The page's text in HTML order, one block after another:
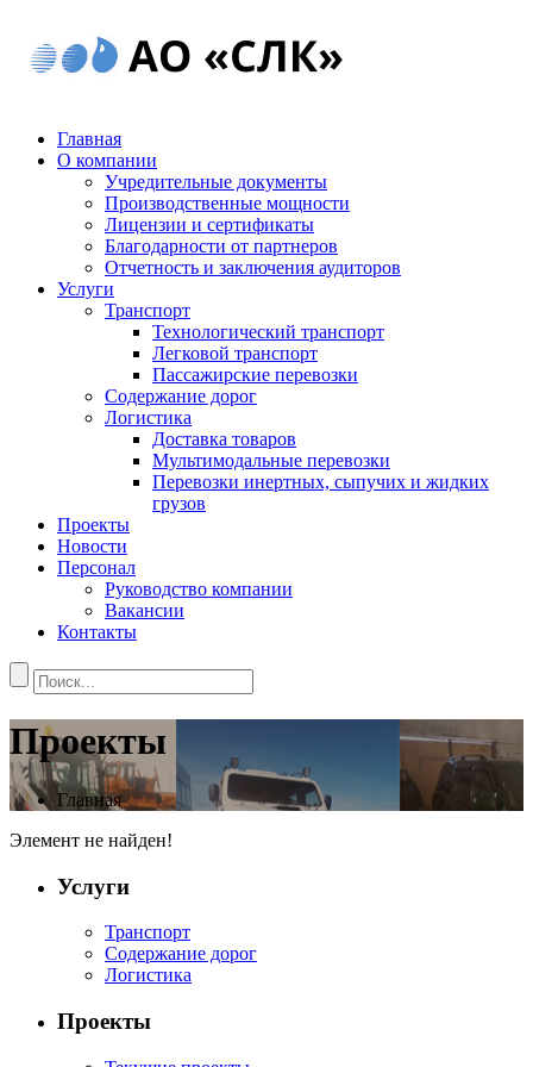
Главная
О компании
Учредительные документы
Производственные мощности
Лицензии и сертификаты
Благодарности от партнеров
Отчетность и заключения аудиторов
Услуги
Транспорт
Технологический транспорт
Легковой транспорт
Пассажирские перевозки
Содержание дорог
Логистика
Доставка товаров
Мультимодальные перевозки
Перевозки инертных, сыпучих и жидких
грузов
Проекты
Новости
Персонал
Руководство компании
Вакансии
Контакты
Проекты
Главная
Элемент не найден!
Услуги
Транспорт
Содержание дорог
Логистика
Проекты